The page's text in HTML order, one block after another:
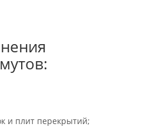
и плит перекрытий;